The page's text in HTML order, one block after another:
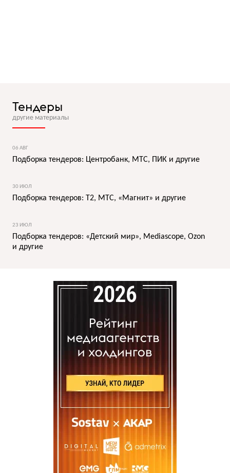
Тендеры
другие материалы
06 АВГ
Подборка тендеров: Центробанк, МТС, ПИК и другие
30 ИЮЛ
Подборка тендеров: T2, МТС, «Магнит» и другие
23 ИЮЛ
Подборка тендеров: «Детский мир», Mediascope, Ozon
и другие